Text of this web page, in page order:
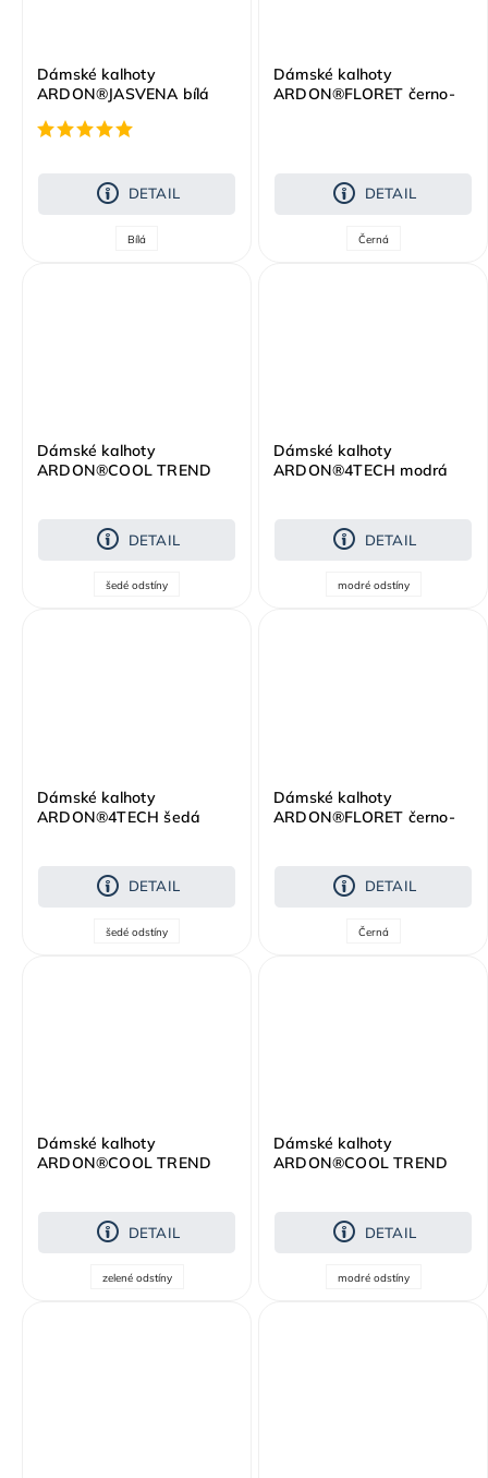
Dámské kalhoty
ARDON®JASVENA bílá
DETAIL
Bílá
Dámské kalhoty
ARDON®FLORET černo-
DETAIL
Černá
Dámské kalhoty
ARDON®COOL TREND
DETAIL
šedé odstíny
Dámské kalhoty
ARDON®4TECH modrá
DETAIL
modré odstíny
Dámské kalhoty
ARDON®4TECH šedá
DETAIL
šedé odstíny
Dámské kalhoty
ARDON®FLORET černo-
DETAIL
Černá
Dámské kalhoty
ARDON®COOL TREND
DETAIL
zelené odstíny
Dámské kalhoty
ARDON®COOL TREND
DETAIL
modré odstíny